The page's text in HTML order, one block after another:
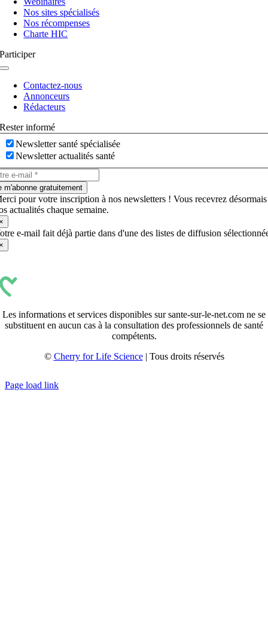
Nos sites spécialisés
Nos récompenses
Charte HIC
Participer
Navigation
basculeContactez-nous
Annonceurs
Rédacteurs
Rester informé
Newsletter santé spécialisée
Newsletter actualités santé
m'abonne gratuitement
pour votre inscription à nos newsletters ! Vous recevrez désormais
actualités chaque semaine.
e-mail fait déjà partie dans d'une des listes de diffusion
Les informations et services disponibles sur sante-sur-le-net.com ne se
substituent en aucun cas à la consultation des professionnels de santé
compétents.
© Cherry for Life Science| Tous droits réservés
Page load link